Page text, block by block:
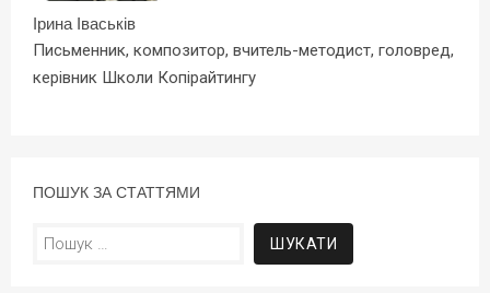
Ірина Іваськів
Письменник, композитор, вчитель-методист, головред,
керівник Школи Копірайтингу
ПОШУК ЗА СТАТТЯМИ
Пошук: